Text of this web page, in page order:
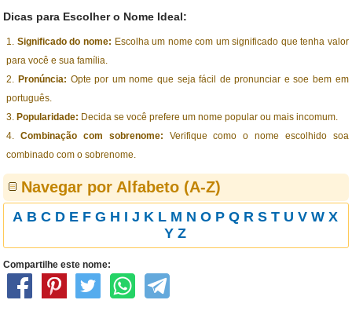
Dicas para Escolher o Nome Ideal:
Significado do nome: Escolha um nome com um significado que tenha valor
para você e sua família.
Pronúncia: Opte por um nome que seja fácil de pronunciar e soe bem em
português.
Popularidade: Decida se você prefere um nome popular ou mais incomum.
Combinação com sobrenome: Verifique como o nome escolhido soa
combinado com o sobrenome.
Navegar por Alfabeto (A-Z)
A B C D E F G H I J K L M N O P Q R S T U V W X
Y Z
Compartilhe este nome: